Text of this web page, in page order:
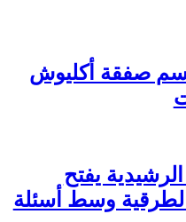
صفقة أكليوش
يفتح
وسط أسئلة